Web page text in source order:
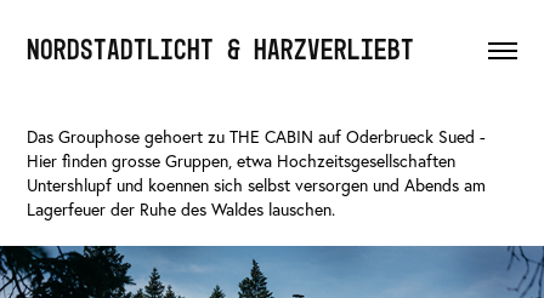
NORDSTADTLICHT & HARZVERLIEBT
Das Grouphose gehoert zu THE CABIN auf Oderbrueck Sued -
Hier finden grosse Gruppen, etwa Hochzeitsgesellschaften
Untershlupf und koennen sich selbst versorgen und Abends am
Lagerfeuer der Ruhe des Waldes lauschen.